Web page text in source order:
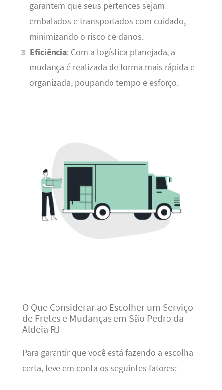
garantem que seus pertences sejam
embalados e transportados com cuidado,
minimizando o risco de danos.
Eficiência: Com a logística planejada, a
mudança é realizada de forma mais rápida e
organizada, poupando tempo e esforço.
O Que Considerar ao Escolher um Serviço
de Fretes e Mudanças em São Pedro da
Aldeia RJ
Para garantir que você está fazendo a escolha
certa, leve em conta os seguintes fatores: